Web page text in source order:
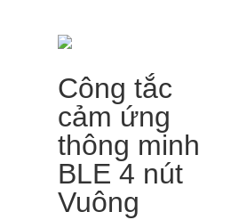
Công tắc
cảm ứng
thông minh
BLE 4 nút
Vuông